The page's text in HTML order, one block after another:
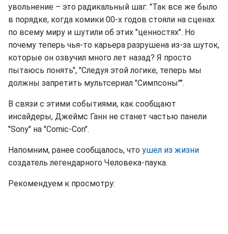
увольнение – это радикальный шаг: "Так все же было
в порядке, когда комики 00-х годов стояли на сценах
по всему миру и шутили об этих "ценностях". Но
почему теперь чья-то карьера разрушена из-за шуток,
которые он озвучил много лет назад? Я просто
пытаюсь понять", "Следуя этой логике, теперь мы
должны запретить мультсериал "Симпсоны"".
В связи с этими событиями, как сообщают
инсайдеры, Джеймс Ганн не станет частью панели
"Sony" на "Comic-Con".
Напомним, ранее сообщалось, что ушел из жизни
создатель легендарного Человека-паука.
Рекомендуем к просмотру: